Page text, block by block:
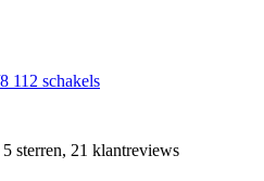
112 schakels
sterren, 21 klantreviews